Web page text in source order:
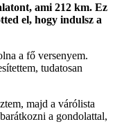
ami 212 km. Ez
el, hogy indulsz a
a fő versenyem.
tudatosan
majd a várólista
a gondolattal,